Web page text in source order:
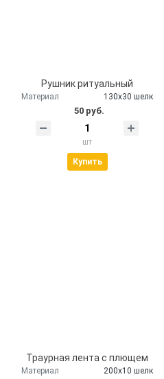
Рушник ритуальный
Материал 130х30 шелк
50 руб.
шт
Купить
Траурная лента с плющем
Материал 200х10 шелк